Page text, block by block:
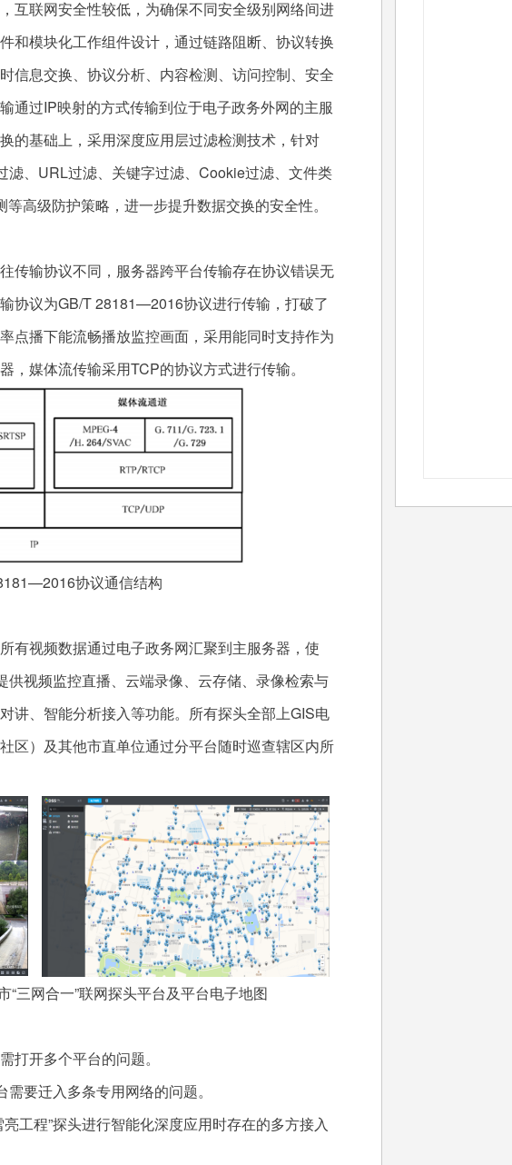
联网安全性较低，为确保不同安全级别网络间进
和模块化工作组件设计，通过链路阻断、协议转换
信息交换、协议分析、内容检测、访问控制、安全
通过IP映射的方式传输到位于电子政务外网的主服
的基础上，采用深度应用层过滤检测技术，针对
、URL过滤、关键字过滤、Cookie过滤、文件类
高级防护策略，进一步提升数据交换的安全性。
输协议不同，服务器跨平台传输存在协议错误无
协议为GB/T 28181—2016协议进行传输，打破了
点播下能流畅播放监控画面，采用能同时支持作为
媒体流传输采用TCP的协议方式进行传输。
协议通信结构
视频数据通过电子政务网汇聚到主服务器，使
供视频监控直播、云端录像、云存储、录像检索与
讲、智能分析接入等功能。所有探头全部上GIS电
区）及其他市直单位通过分平台随时巡查辖区内所
网合一”联网探头平台及平台电子地图
开多个平台的问题。
要迁入多条专用网络的问题。
程”探头进行智能化深度应用时存在的多方接入